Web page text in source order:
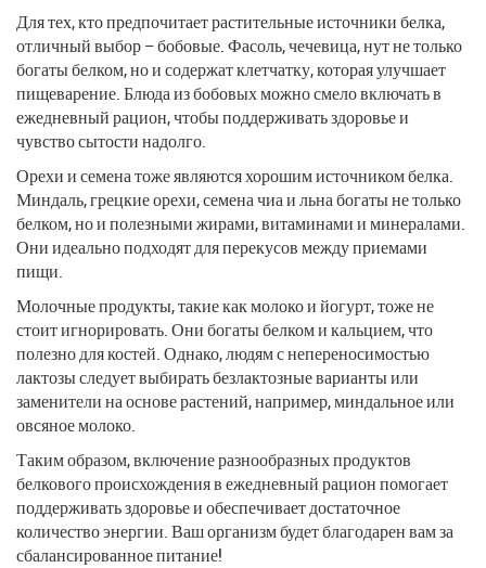
Для тех, кто предпочитает растительные источники белка,
отличный выбор – бобовые. Фасоль, чечевица, нут не только
богаты белком, но и содержат клетчатку, которая улучшает
пищеварение. Блюда из бобовых можно смело включать в
ежедневный рацион, чтобы поддерживать здоровье и
чувство сытости надолго.
Орехи и семена тоже являются хорошим источником белка.
Миндаль, грецкие орехи, семена чиа и льна богаты не только
белком, но и полезными жирами, витаминами и минералами.
Они идеально подходят для перекусов между приемами
пищи.
Молочные продукты, такие как молоко и йогурт, тоже не
стоит игнорировать. Они богаты белком и кальцием, что
полезно для костей. Однако, людям с непереносимостью
лактозы следует выбирать безлактозные варианты или
заменители на основе растений, например, миндальное или
овсяное молоко.
Таким образом, включение разнообразных продуктов
белкового происхождения в ежедневный рацион помогает
поддерживать здоровье и обеспечивает достаточное
количество энергии. Ваш организм будет благодарен вам за
сбалансированное питание!